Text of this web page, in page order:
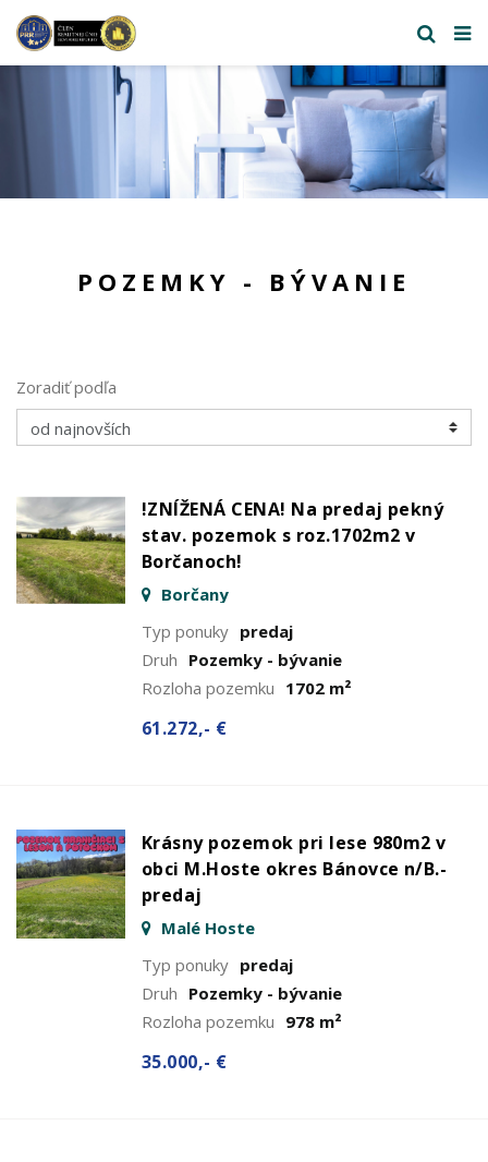
POZEMKY - BÝVANIE
Zoradiť podľa
!ZNÍŽENÁ CENA! Na predaj pekný
stav. pozemok s roz.1702m2 v
Borčanoch!
Borčany
Typ ponuky predaj
Druh Pozemky - bývanie
Rozloha pozemku 1702 m²
61.272,- €
Krásny pozemok pri lese 980m2 v
obci M.Hoste okres Bánovce n/B.-
predaj
Malé Hoste
Typ ponuky predaj
Druh Pozemky - bývanie
Rozloha pozemku 978 m²
35.000,- €